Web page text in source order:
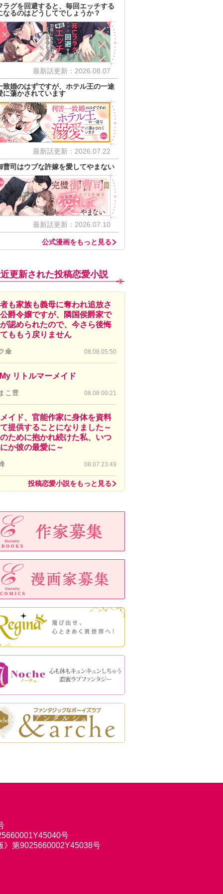
ラグを回避すると、毎回エッチする
なるのはどうしてでしょうか？
最新話更新：2026.08.07
致婚のはずですが、ホテル王の一途
に蕩かされています
最新話更新：2026.07.22
曹司はウブな許嫁を愛してやまない
最新話更新：2026.07.10
公式漫画をもっと見る
更新された投稿恋愛小説
も家族も義母に奪われ追放さ
爵令嬢ですが、隣国侯爵家で
認められたので、今さら後悔
ももう戻りません
傘 08.08 05:50
リトルマーメイド
こ豊 08.08 00:21
イド、官能作家に身体を資料
提供することになりました～
ために抱かれ続けた私、いつ
か彼の最愛に～
08.07 23:49
投稿恋愛小説をもっと見る
号
第9025660002Y45038号